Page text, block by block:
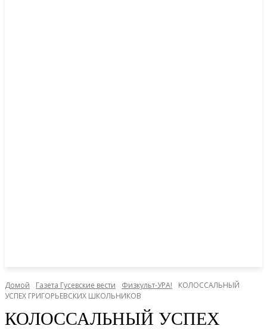
Домой Газета Гусевские вести Физкульт-УРА!
КОЛОССАЛЬНЫЙ
УСПЕХ ГРИГОРЬЕВСКИХ ШКОЛЬНИКОВ
КОЛОССАЛЬНЫЙ УСПЕХ